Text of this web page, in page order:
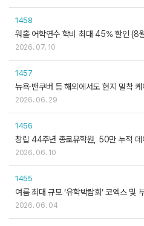
1458
워홀 어학연수 학비 최대 45% 할인 (8
2026. 07. 10
1457
뉴욕·밴쿠버 등 해외에서도 현지 밀착
2026. 06. 29
1456
창립 44주년 종로유학원, 50만 누적 데
2026. 06. 10
1455
여름 최대 규모 ‘유학박람회’ 코엑스 및
2026. 06. 04